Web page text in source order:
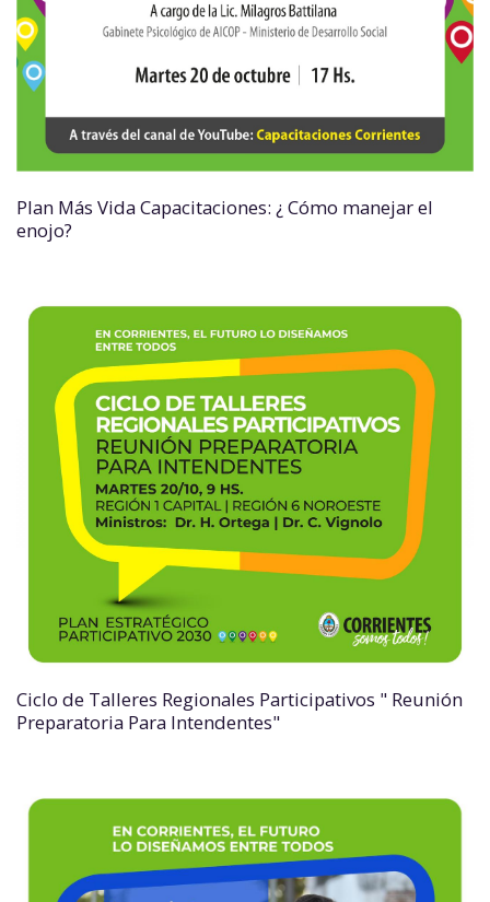
Plan Más Vida Capacitaciones: ¿ Cómo manejar el
enojo?
Ciclo de Talleres Regionales Participativos " Reunión
Preparatoria Para Intendentes"